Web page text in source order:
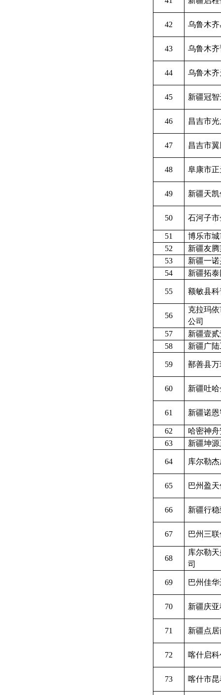
42 乌鲁木
43 乌鲁木
44 乌鲁木
45 新疆冠
46 昌吉市
47 昌吉市
48 阜康市
49 新疆天
50 石河子
51
博乐市
52
新疆友
53
新疆一
54
新疆拓
55 额敏县
56
克拉玛
公司
57
新疆壹
58
新疆广
59 鄯善县
60 新疆吐
61 新疆诺
62
哈密神
63
新疆坤
64 库尔勒
65 巴州盈
66 新疆行
67 巴州三
68
库尔勒
司
69 巴州佳
70 新疆庆
71 新疆点
72 喀什启
73 喀什市